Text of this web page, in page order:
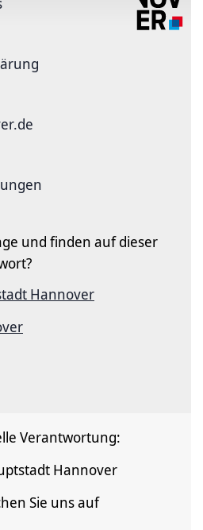
und finden auf dieser
Hannover
Verantwortung:
Hannover
Sie uns auf